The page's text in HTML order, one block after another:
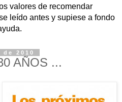
valores de recomendar
leído antes y supiese a fondo
2010
AÑOS ...